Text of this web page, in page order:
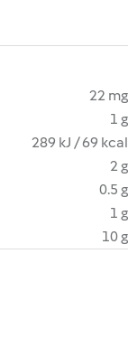
22 mg
1 g
289 kJ / 69 kcal
2 g
0.5 g
1 g
10 g